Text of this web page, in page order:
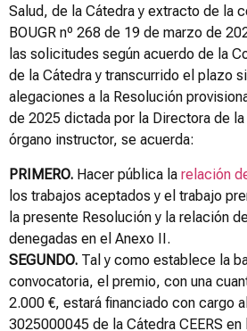
Salud, de la Cátedra y extracto de la
BOUGR nº 268 de 19 de marzo de
las solicitudes según acuerdo de la
de la Cátedra y transcurrido el plazo
alegaciones a la Resolución
de 2025 dictada por la Directora de
órgano instructor, se acuerda:
PRIMERO. Hacer pública la relación
los trabajos aceptados y el trabajo
la presente Resolución y la relación
denegadas en el Anexo II.
SEGUNDO. Tal y como establece la
convocatoria, el premio, con una
2.000 €, estará financiado con cargo
3025000045 de la Cátedra CEERS